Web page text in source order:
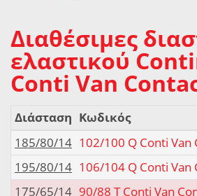
Διαθέσιμες
ελαστικού
Conti Van
Διάσταση Κωδικός
185/80/14 102/100 Q Conti Van
195/80/14 106/104 Q Conti Van
175/65/14 90/88 T Conti Van